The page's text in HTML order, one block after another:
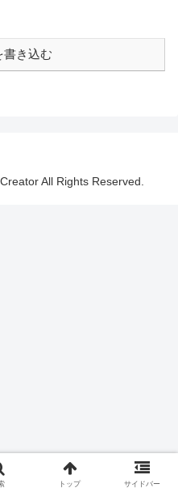
書き込む
All Rights Reserved.
トップ サイドバー